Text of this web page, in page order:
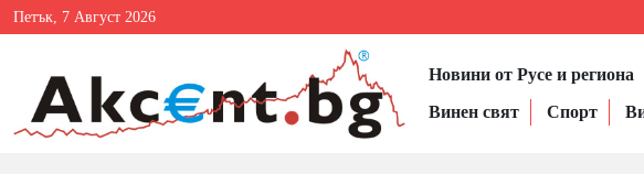
Петък, 7 Август 2026
Новини от Русе и региона
Винен свят
Спорт